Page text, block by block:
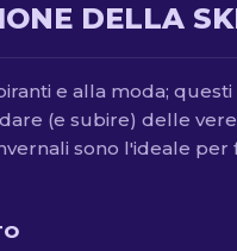
DELLA
e alla moda;
(e subire) delle
sono l'ideale per